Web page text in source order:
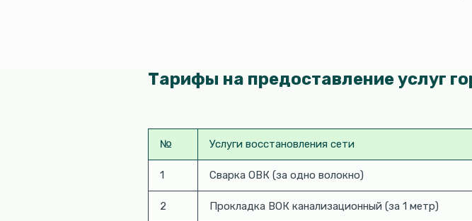
Тарифы на предоставление услуг
№ Услуги восстановления сети
1 Сварка ОВК (за одно волокно)
2 Прокладка ВОК канализационный (за 1 метр)